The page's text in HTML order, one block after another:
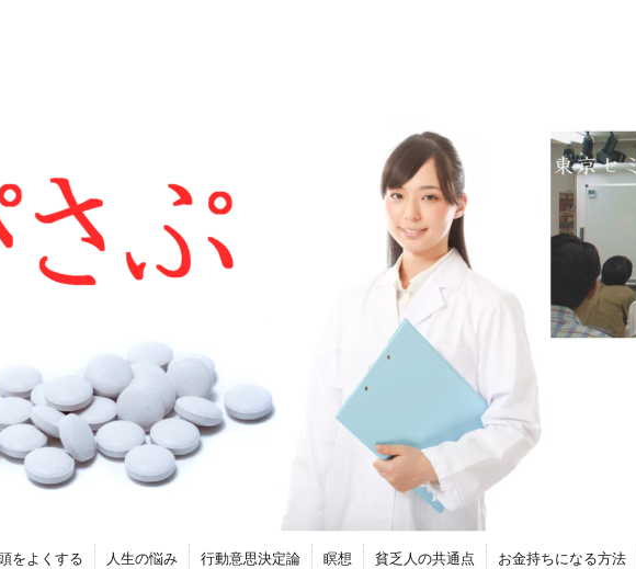
をよくする 人生の悩み 行動意思決定論 瞑想 貧乏人の共通点 お金持ちになる方法